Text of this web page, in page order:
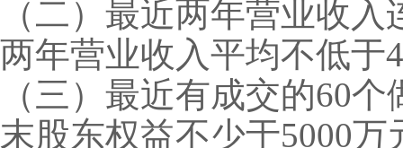
（二）最近两年营业收
两年营业收入平均不低于
（三）最近有成交的60
末股东权益不少于5000